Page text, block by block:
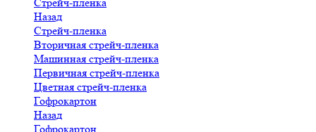
Назад
Стрейч-пленка
Вторичная стрейч-пленка
Машинная стрейч-пленка
Первичная стрейч-пленка
Цветная стрейч-пленка
Гофрокартон
Назад
Гофрокартон